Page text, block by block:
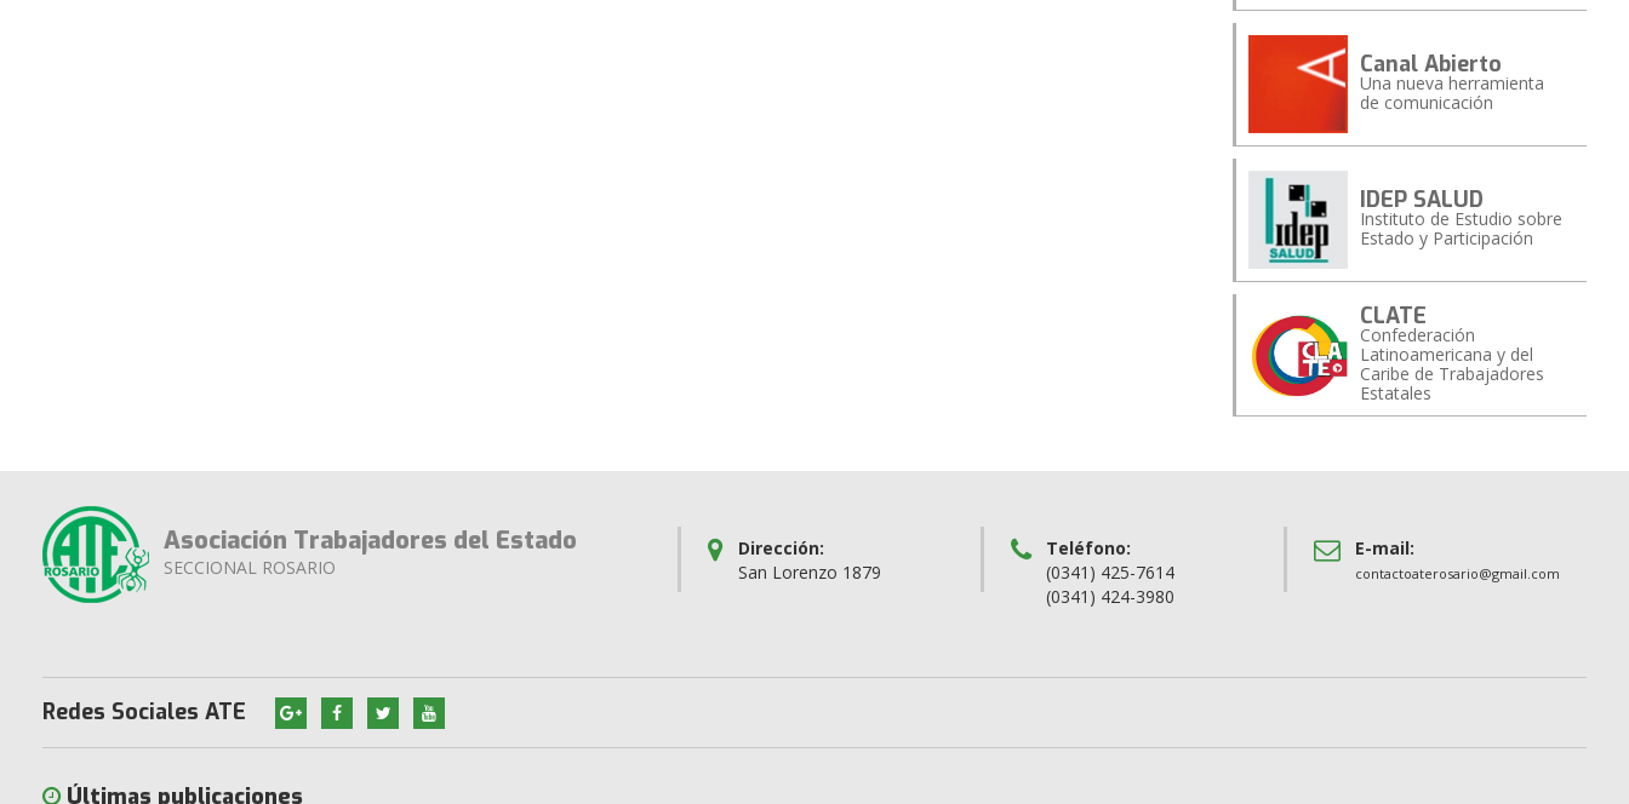
Canal Abierto
Una nueva herramienta
de comunicación
IDEP SALUD
Instituto de Estudio sobre
Estado y Participación
CLATE
Confederación
Latinoamericana y del
Caribe de Trabajadores
Estatales
Asociación Trabajadores del Estado
SECCIONAL ROSARIO
Dirección:
San Lorenzo 1879
Teléfono:
(0341) 425-7614
(0341) 424-3980
E-mail:
contactoaterosario@gmail.com
Redes Sociales ATE
Últimas publicaciones